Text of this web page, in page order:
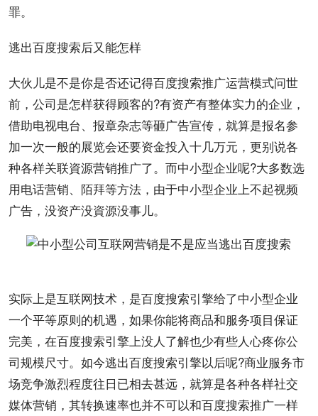
罪。
逃出百度搜索后又能怎样
大伙儿是不是你是否还记得百度搜索推广运营模式问世
前，公司是怎样获得顾客的?有资产有整体实力的企业，
借助电视电台、报章杂志等砸广告宣传，就算是报名参
加一次一般的展览会还要资金投入十几万元，更别说各
种各样关联資源营销推广了。而中小型企业呢?大多数选
用电话营销、陌拜等方法，由于中小型企业上不起视频
广告，没资产没資源没事儿。
实际上是互联网技术，是百度搜索引擎给了中小型企业
一个平等原则的机遇，如果你能将商品和服务项目保证
完美，在百度搜索引擎上没人了解也少有些人心疼你公
司规模尺寸。如今逃出百度搜索引擎以后呢?商业服务市
场竞争激烈程度往日已相去甚远，就算是各种各样社交
媒体营销，其转换速率也并不可以和百度搜索推广一样